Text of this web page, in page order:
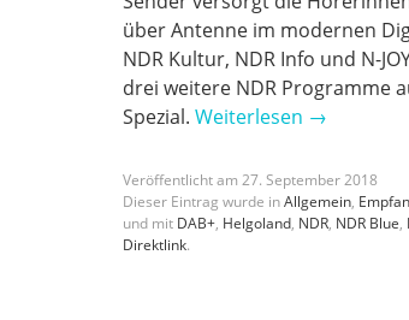
über Antenne im modernen
NDR Kultur, NDR Info und N-
drei weitere NDR Programme
Spezial. Weiterlesen →
Veröffentlicht am 27. September2018
Dieser Eintrag wurde inAllgemein,
und mit DAB+, Helgoland, NDR, NDR Blue,
Direktlink.